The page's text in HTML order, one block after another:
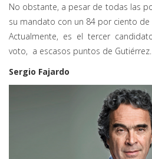
No obstante, a pesar de todas las
su mandato con un 84 por ciento de
Actualmente, es el tercer
voto, a escasos puntos de Gutiérrez.
Sergio Fajardo